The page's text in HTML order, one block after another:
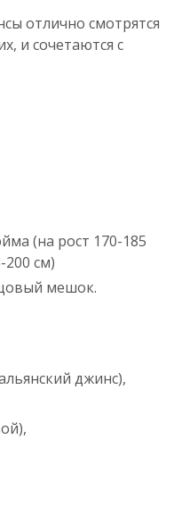
отлично смотрятся
и сочетаются с
(на рост 170-185
см)
мешок.
джинс),